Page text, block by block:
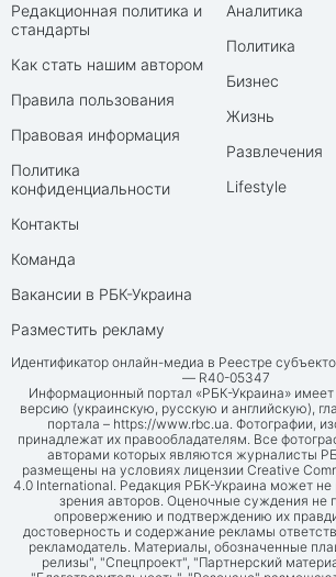
Редакционная политика и
стандарты
Как стать нашим автором
Правила пользования
Правовая информация
Политика
конфиденциальности
Контакты
Команда
Вакансии в РБК-Украина
Разместить рекламу
Аналитика
Политика
Бизнес
Жизнь
Развлечения
Lifestyle
Идентификатор онлайн-медиа в Реестре
— R40-05347
Информационный портал «РБК-Украина»
версию (украинскую, русскую и английскую),
портала – https://www.rbc.ua. Фотографии,
принадлежат их правообладателям. Все
авторами которых являются журналисты
размещены на условиях лицензии Creative
4.0 International. Редакция РБК-Украина может не
зрения авторов. Оценочные суждения не
опровержению и подтверждению их
достоверность и содержание рекламы
рекламодатель. Материалы, обозначенные
релизы", "Спецпроект", "Партнерский